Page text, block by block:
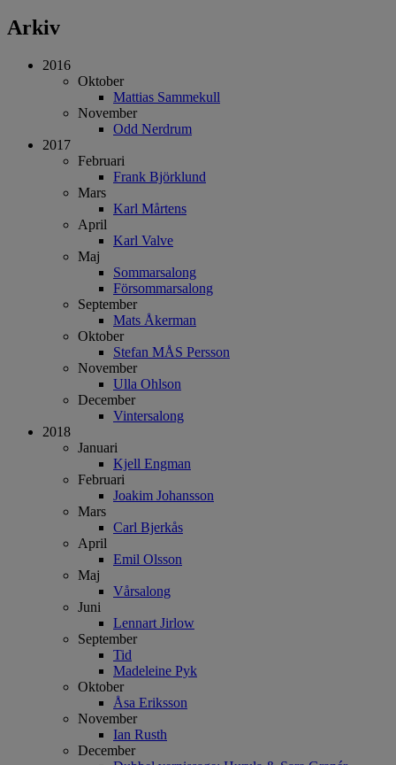
Arkiv
2016
Oktober
Mattias Sammekull
November
Odd Nerdrum
2017
Februari
Frank Björklund
Mars
Karl Mårtens
April
Karl Valve
Maj
Sommarsalong
Försommarsalong
September
Mats Åkerman
Oktober
Stefan MÅS Persson
November
Ulla Ohlson
December
Vintersalong
2018
Januari
Kjell Engman
Februari
Joakim Johansson
Mars
Carl Bjerkås
April
Emil Olsson
Maj
Vårsalong
Juni
Lennart Jirlow
September
Tid
Madeleine Pyk
Oktober
Åsa Eriksson
November
Ian Rusth
December